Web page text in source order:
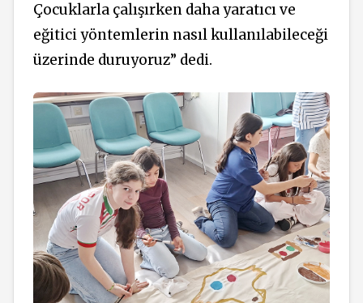
Çocuklarla çalışırken daha yaratıcı ve
eğitici yöntemlerin nasıl kullanılabileceği
üzerinde duruyoruz” dedi.